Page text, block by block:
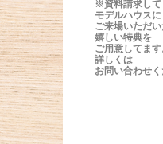
※資料請求して
モデルハウスに
ご来場いただ
嬉しい特典を
ご用意してます
詳しくは
お問い合わせく